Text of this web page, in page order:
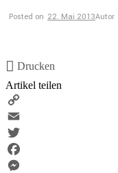
Posted on 22. Mai 2013Autor
Drucken
Artikel teilen
Copy
Link
Email
Twitter
Facebook